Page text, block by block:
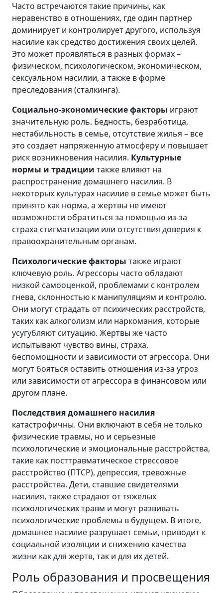
Часто встречаются такие причины, как
неравенство в отношениях, где один партнер
доминирует и контролирует другого, используя
насилие как средство достижения своих целей.
Это может проявляться в разных формах –
физическом, психологическом, экономическом,
сексуальном насилии, а также в форме
преследования (сталкинга).
Социально-экономические факторы играют
значительную роль. Бедность, безработица,
нестабильность в семье, отсутствие жилья – все
это создает напряженную атмосферу и повышает
риск возникновения насилия. Культурные
нормы и традиции также влияют на
распространение домашнего насилия. В
некоторых культурах насилие в семье может быть
принято как норма, а жертвы не имеют
возможности обратиться за помощью из-за
страха стигматизации или отсутствия доверия к
правоохранительным органам.
Психологические факторы также играют
ключевую роль. Агрессоры часто обладают
низкой самооценкой, проблемами с контролем
гнева, склонностью к манипуляциям и контролю.
Они могут страдать от психических расстройств,
таких как алкоголизм или наркомания, которые
усугубляют ситуацию. Жертвы же часто
испытывают чувство вины, страха,
беспомощности и зависимости от агрессора. Они
могут бояться оставить отношения из-за угроз
или зависимости от агрессора в финансовом или
другом плане.
Последствия домашнего насилия
катастрофичны. Они включают в себя не только
физические травмы, но и серьезные
психологические и эмоциональные расстройства,
такие как посттравматическое стрессовое
расстройство (ПТСР), депрессия, тревожные
расстройства. Дети, ставшие свидетелями
насилия, также страдают от тяжелых
психологических травм и могут развивать
психологические проблемы в будущем. В итоге,
домашнее насилие разрушает семьи, приводит к
социальной изоляции и снижению качества
жизни как для жертв, так и для их детей.
Роль образования и просвещения